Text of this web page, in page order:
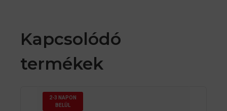
Kapcsolódó
termékek
2-3 NAPON
BELÜL